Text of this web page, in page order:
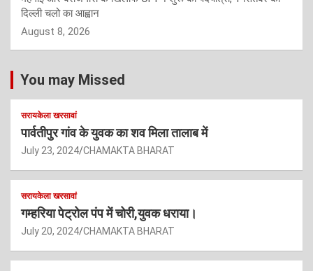
दिल्ली चलो का आह्वान
August 8, 2026
You may Missed
सरायकेला खरसावां
पार्वतीपुर गांव के युवक का शव मिला तालाब में
July 23, 2024 CHAMAKTA BHARAT
सरायकेला खरसावां
गम्हरिया पेट्रोल पंप में चोरी,युवक धराया।
July 20, 2024 CHAMAKTA BHARAT